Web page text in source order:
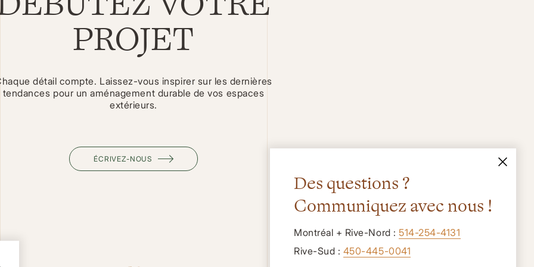
PROJET
détail compte. Laissez-vous inspirer sur les dernières
tendances pour un aménagement durable de vos espaces
extérieurs.
ÉCRIVEZ-NOUS
Des questions ?
Communiquez avec nous !
Montréal + Rive-Nord :514-254-4131
Rive-Sud : 450-445-0041